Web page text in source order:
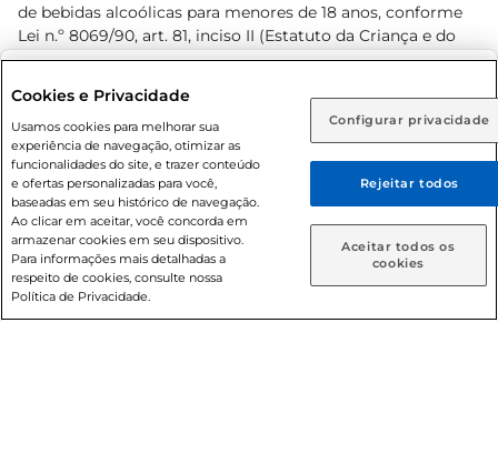
Rio de Janeiro (RJ) Goiás (GO)
Ou
Caso queira comprar online, informe como deseja receber
suas compras:
Entrega em casa Retire em Loja
de bebidas alcoólicas para menores de 18 anos, conforme
Lei n.º 8069/90, art. 81, inciso II (Estatuto da Criança e do
Adolescente). Preços e condições exclusivos para o
prévio. O valor mínimo para as compras on-line é de R$
80,00.
© 2026 Copyright. Todos os direitos
reservados Prezunic.
Cookies e Privacidade
Usamos cookies para melhorar sua
experiência de navegação, otimizar as
funcionalidades do site, e trazer conteúdo
e ofertas personalizadas para você,
baseadas em seu histórico de navegação.
Ao clicar em aceitar, você concorda em
armazenar cookies em seu dispositivo.
Para informações mais detalhadas a
respeito de cookies, consulte nossa
Política de Privacidade.
Configurar privacidade
Rejeitar todos
Aceitar todos os
cookies